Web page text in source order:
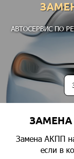
АВТОСЕРВИС ПО
ЗАМЕНА
Замена АКПП
если в